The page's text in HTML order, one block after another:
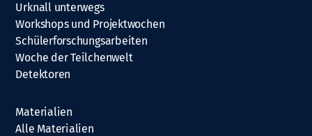
Urknall unterwegs
Workshops und Projektwochen
Schülerforschungsarbeiten
Woche der Teilchenwelt
Detektoren
Materialien
Alle Materialien